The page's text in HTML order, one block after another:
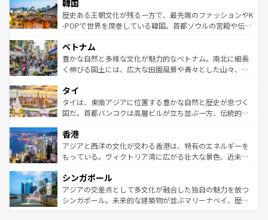
いる。アクティビティも充実しており、サーフィンやダイ
ビング、ハイキングなど、アウトドア好きにはたまらな
い。オーストラリアの多彩な魅力を存分に味わいつくそ
参照してほしい。
ン）、静ひつな山岳地帯である台湾東部など、都市の喧騒
と山間の静けさが共存しており、訪れる人に新しい発見と
驚きをもたらしてくれる。また、奥深い台湾の食文化も魅
容にもいいと評判のスイーツなど、バラエティ豊かな料理
が味わえる。 なお、新着の台湾情報は コンテンツ一覧を参
照してほしい。
韓国
歴史ある王朝文化が残る一方で、最先端のファッションやK
-POPで世界を席巻している韓国。首都ソウルの宮殿や伝統
き、地方に足を延ばせば四季折々の自然美を楽しむことが
できる。そして、キムチや焼肉、絶品のストリートフード
まで、さまざまな韓国料理が待っている。夜には、韓国な
リティに包まれながら、韓国の多彩な魅力を心ゆくまで味
わってみてほしい。 なお、新着の韓国情報はコンテンツ一
覧を参照してほしい。
ベトナム
豊かな自然と多様な文化が魅力的なベトナム。南北に細長
く伸びる国土には、広大な田園風景や青々とした山々、世
急速な発展と共に伝統が息づく。ハノイの古い町並みやホ
ーチミン市のフランス統治時代の建物も、独特の雰囲気を
醸し出している。また、バラエティの豊かさとおいしさで
とつ。フォーやバインミー、ベトナムコーヒーなどは、ぜ
ひ現地で味わいたい。どの地域を訪れてもあたたかい人々
が旅行者を迎えてくれるので、きっと忘れられない旅にな
参照してほしい。
タイ
タイは、東南アジアに位置する豊かな自然と歴史が息づく
国だ。首都バンコクは高層ビルが立ち並ぶ一方、伝統的な
の活気が交差している。北部ではチェンマイなどの山岳地
帯で自然と触れ合い、南部ではプーケットやクラビの美し
いビーチでリゾート気分を楽しむことができる。タイ料理
激する。気候は一年中温暖で、どの季節にも異なる楽しみ
が待っている。親しみやすいタイの人々、仏教を中心とし
た文化、そして多様な観光資源が、訪れる旅人を魅了し続
香港
アジアと西洋の文化が交わる香港は、特有のエネルギーを
もっている。ヴィクトリア湾に広がる壮大な景色、近未来
み、どこを訪れても感動するはず。観光スポットが密集し
ており、効率よく見どころを回れるのも魅力。息をのむよ
うな絶景から文化的な体験まで、香港を存分に楽しみ尽く
シンガポール
アジアの交差点として多文化が融合した独自の魅力を放つ
シンガポール。未来的な建築物が並ぶマリーナベイ、歴史